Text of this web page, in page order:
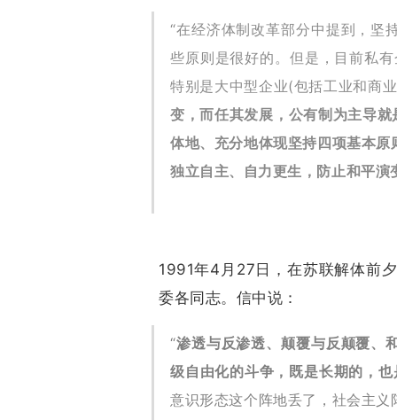
“在经济体制改革部分中提到，坚
些原则是很好的。但是，目前私
特别是大中型企业(包括工业和商
变，而任其发展，公有制为主导就
体地、充分地体现坚持四项基本
独立自主、自力更生，防止和平
1991年4月27日，在苏联解体前
委各同志。信中说：
“渗透与反渗透、颠覆与反颠覆、
级自由化的斗争，既是长期的，
意识形态这个阵地丢了，社会主